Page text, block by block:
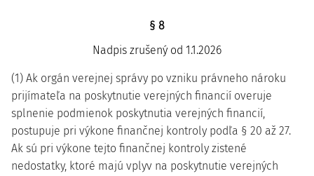
§ 8
Nadpis zrušený od 1.1.2026
(1) Ak orgán verejnej správy po vzniku právneho nároku
prijímateľa na poskytnutie verejných financií overuje
splnenie podmienok poskytnutia verejných financií,
postupuje pri výkone finančnej kontroly podľa § 20 až 27.
Ak sú pri výkone tejto finančnej kontroly zistené
nedostatky, ktoré majú vplyv na poskytnutie verejných